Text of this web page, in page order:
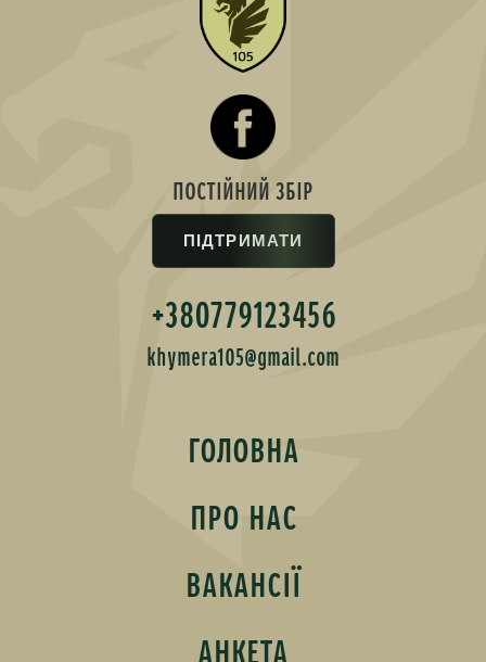
+380779123456
khymera105@gmail.com
ПОСТІЙНИЙ ЗБІР
ПІДТРИМАТИ
ГОЛОВНА
ПРО НАС
ВАКАНСІЇ
АНКЕТА